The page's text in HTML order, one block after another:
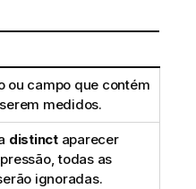
ou campo que contém
medidos.
distinctaparecer
todas as
ignoradas.